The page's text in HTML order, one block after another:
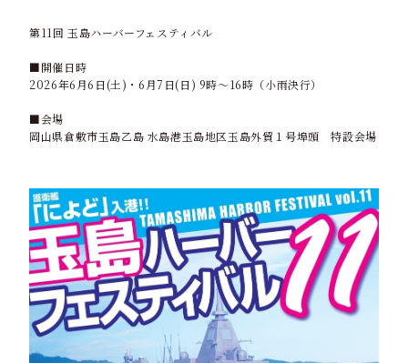
第11回 玉島ハーバーフェスティバル
■開催日時
2026年6月6日(土)・6月7日(日) 9時～16時（小雨決行）
■会場
岡山県倉敷市玉島乙島 水島港玉島地区玉島外貿１号埠頭 特設会場